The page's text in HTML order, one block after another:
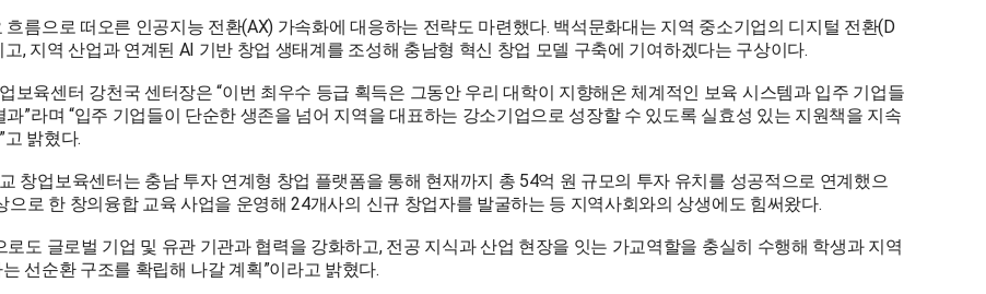
흐름으로 떠오른 인공지능 전환(AX) 가속화에 대응하는 전략도 마련했다. 백석문화대는 지역 중소기업의 디지털 전환(D
, 지역 산업과 연계된 AI 기반 창업 생태계를 조성해 충남형 혁신 창업 모델 구축에 기여하겠다는 구상이다.
보육센터 강천국 센터장은 “이번 최우수 등급 획득은 그동안 우리 대학이 지향해온 체계적인 보육 시스템과 입주 기업들
과”라며 “입주 기업들이 단순한 생존을 넘어 지역을 대표하는 강소기업으로 성장할 수 있도록 실효성 있는 지원책을 지속
밝혔다.
창업보육센터는 충남 투자 연계형 창업 플랫폼을 통해 현재까지 총 54억 원 규모의 투자 유치를 성공적으로 연계했으
으로 한 창의융합 교육 사업을 운영해 24개사의 신규 창업자를 발굴하는 등 지역사회와의 상생에도 힘써왔다.
로도 글로벌 기업 및 유관 기관과 협력을 강화하고, 전공 지식과 산업 현장을 잇는 가교역할을 충실히 수행해 학생과 지역
선순환 구조를 확립해 나갈 계획”이라고 밝혔다.